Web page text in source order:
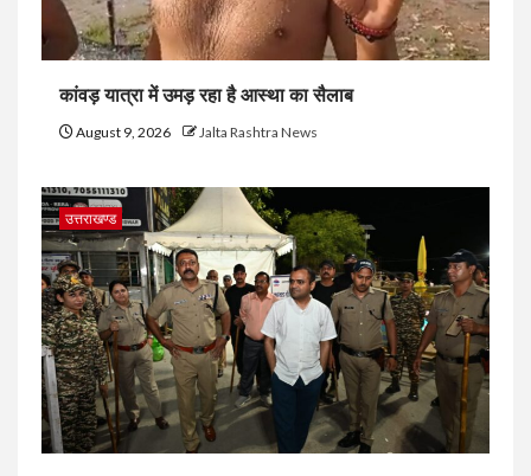
कांवड़ यात्रा में उमड़ रहा है आस्था का सैलाब
August 9, 2026 Jalta Rashtra News
उत्तराखण्ड